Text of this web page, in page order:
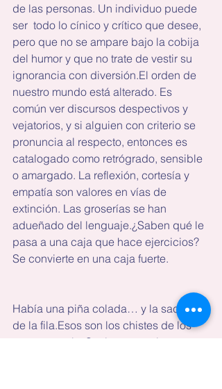
de las personas. Un individuo puede
ser  todo lo cínico y crítico que desee,
pero que no se ampare bajo la cobija
del humor y que no trate de vestir su
ignorancia con diversión.El orden de
nuestro mundo está alterado. Es
común ver discursos despectivos y
vejatorios, y si alguien con criterio se
pronuncia al respecto, entonces es
catalogado como retrógrado, sensible
o amargado. La reflexión, cortesía y
empatía son valores en vías de
extinción. Las groserías se han
adueñado del lenguaje.¿Saben qué le
pasa a una caja que hace ejercicios?
Se convierte en una caja fuerte.
Había una piña colada… y la sacaron
de la fila.Esos son los chistes de los
que yo me río. Serán muy malos, pero